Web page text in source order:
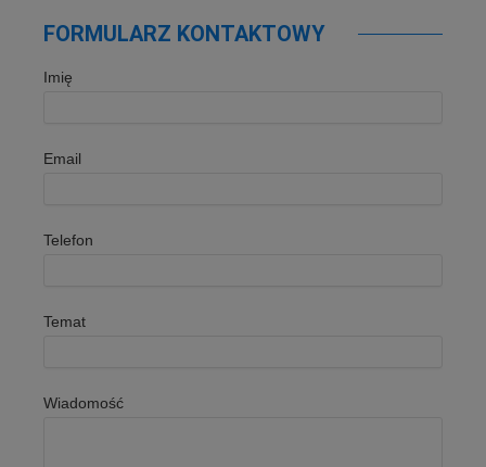
FORMULARZ KONTAKTOWY
Imię
Email
Telefon
Temat
Wiadomość